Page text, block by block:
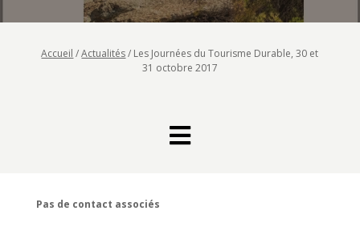
Accueil /Actualités/ Les Journées du Tourisme Durable, 30 et
31 octobre 2017

Pas de contact associés